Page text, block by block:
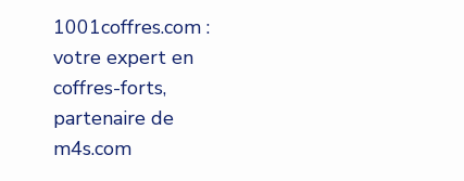
1001coffres.com :
votre expert en
coffres-forts,
partenaire de
m4s.com